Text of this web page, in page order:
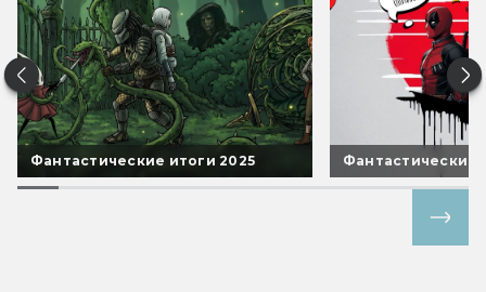
Фантастические итоги 2025 Фантастические